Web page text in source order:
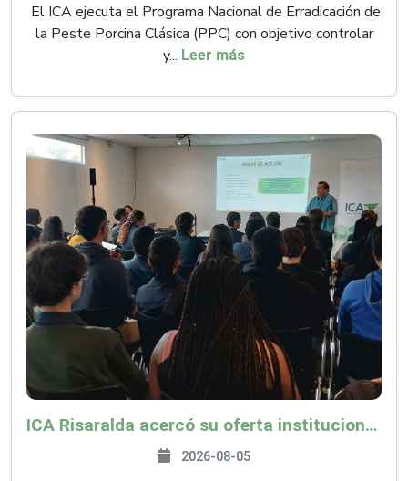
El ICA ejecuta el Programa Nacional de Erradicación de
la Peste Porcina Clásica (PPC) con objetivo controlar
y... Leer más
ICA Risaralda acercó su oferta institucional a productores y emprendedores en Expocamello
2026-08-05